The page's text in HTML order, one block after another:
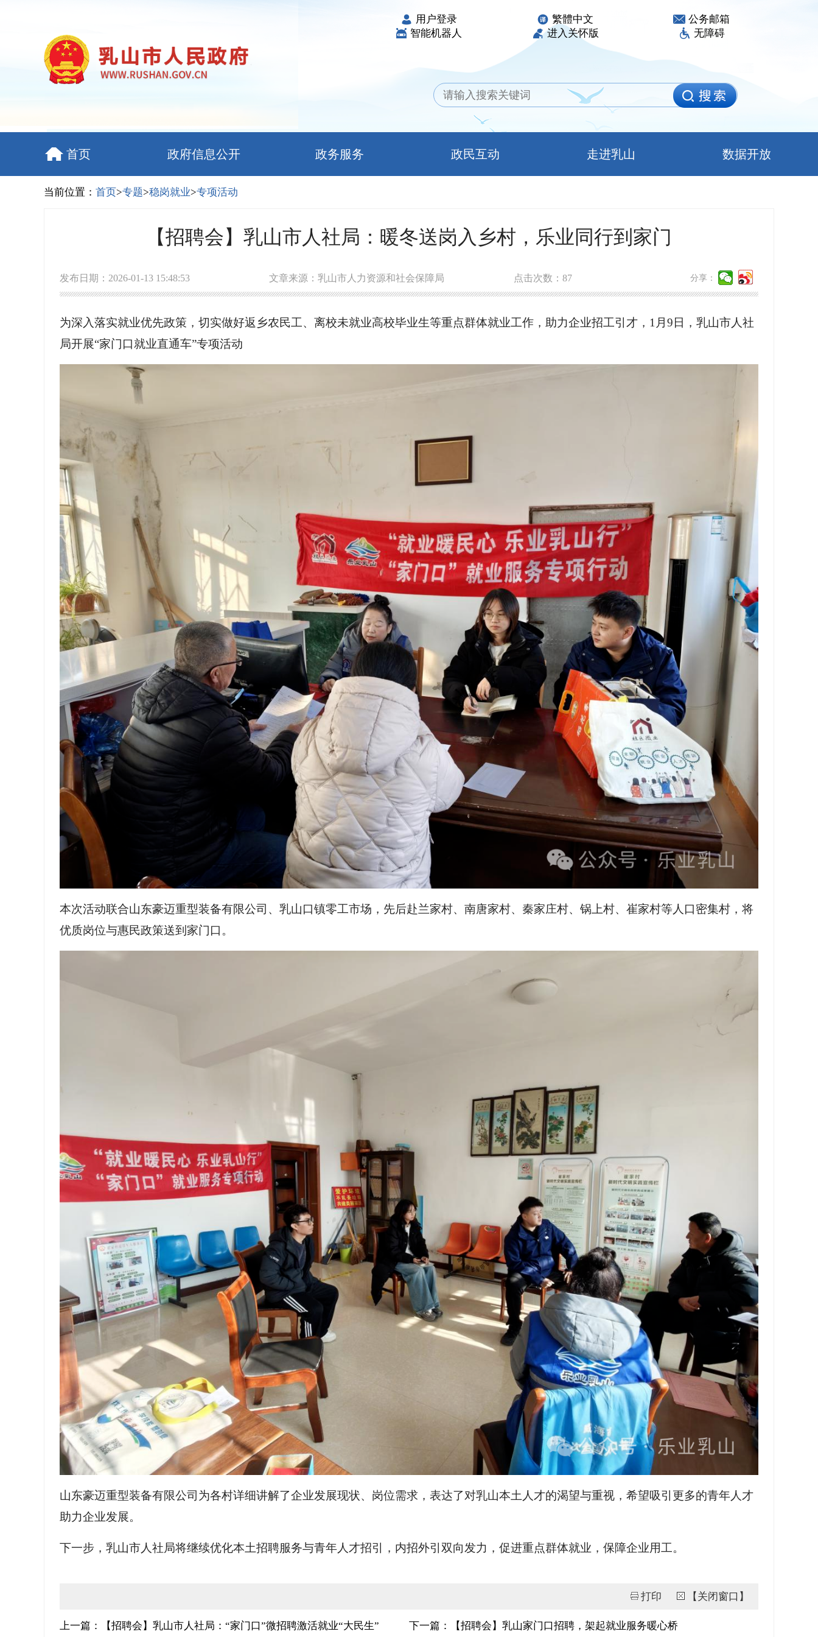
用户登录 繁體中文
公务邮箱
智能机器人
进入关怀版 无障碍
首页 政府信息公开 政务服务 政民互动 走进乳山 数据开放
当前位置： 首页>专题>稳岗就业>专项活动
【招聘会】乳山市人社局：暖冬送岗入乡村，乐业同行到家门
发布日期：2026-01-13 15:48:53 文章来源：乳山市人力资源和社会保障局 点击次数：87 分享：
为深入落实就业优先政策，切实做好返乡农民工、离校未就业高校毕业生等重点群体就业工作，助力企业招工引才，1月9日，乳山市人社
局开展“家门口就业直通车”专项活动
本次活动联合山东豪迈重型装备有限公司、乳山口镇零工市场，先后赴兰家村、南唐家村、秦家庄村、锅上村、崔家村等人口密集村，将
优质岗位与惠民政策送到家门口。
山东豪迈重型装备有限公司为各村详细讲解了企业发展现状、岗位需求，表达了对乳山本土人才的渴望与重视，希望吸引更多的青年人才
助力企业发展。
下一步，乳山市人社局将继续优化本土招聘服务与青年人才招引，内招外引双向发力，促进重点群体就业，保障企业用工。
打印 【关闭窗口】
上一篇：【招聘会】乳山市人社局：“家门口”微招聘激活就业“大民生” 下一篇：【招聘会】乳山家门口招聘，架起就业服务暖心桥